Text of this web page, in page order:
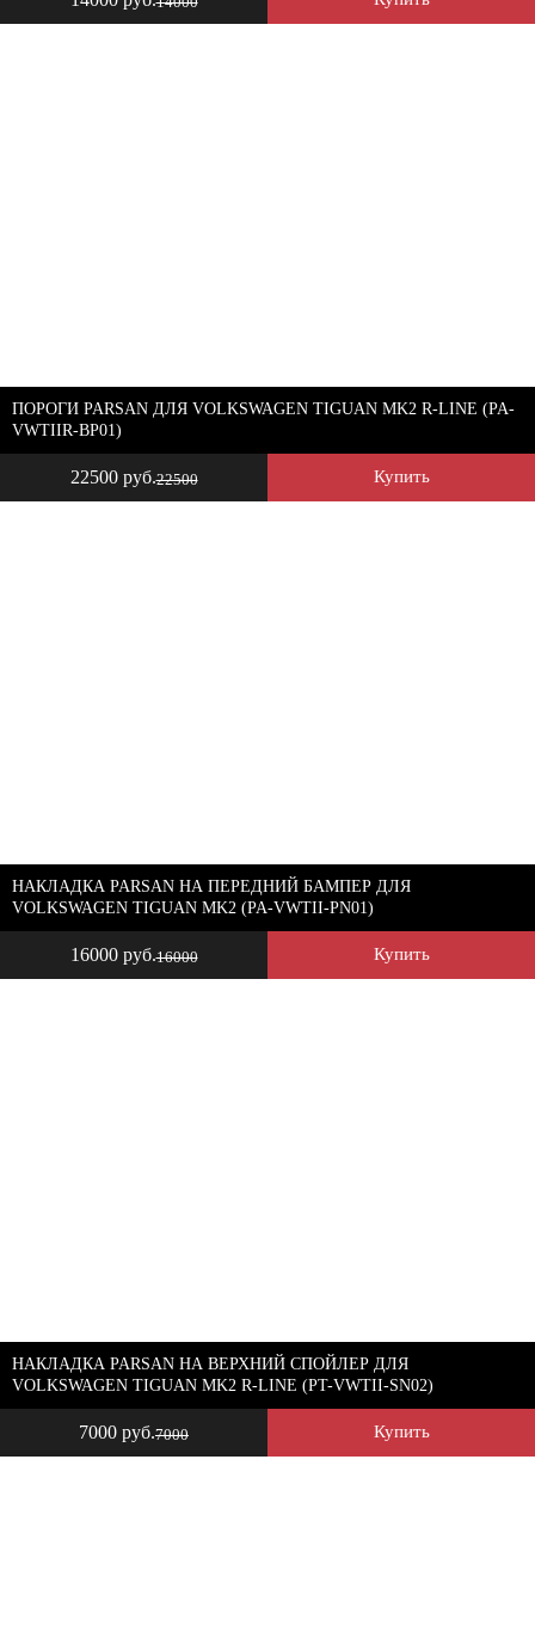
22500 руб.22500 Купить
ПОРОГИ PARSAN ДЛЯ VOLKSWAGEN TIGUAN MK2 R-LINE (PA-
VWTIIR-BP01)
16000 руб.16000 Купить
НАКЛАДКА PARSAN НА ПЕРЕДНИЙ БАМПЕР ДЛЯ
VOLKSWAGEN TIGUAN MK2 (PA-VWTII-PN01)
7000 руб.7000 Купить
НАКЛАДКА PARSAN НА ВЕРХНИЙ СПОЙЛЕР ДЛЯ
VOLKSWAGEN TIGUAN MK2 R-LINE (PT-VWTII-SN02)